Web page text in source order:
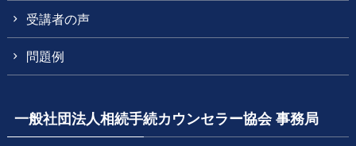
受講者の声
問題例
一般社団法人相続手続カウンセラー協会 事務局